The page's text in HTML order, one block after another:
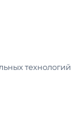
технологий